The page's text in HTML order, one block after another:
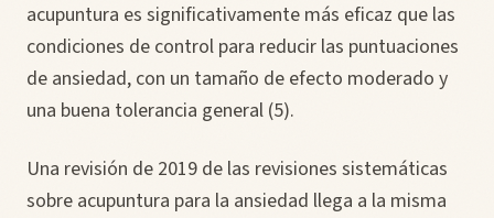
acupuntura es significativamente más eficaz que las
condiciones de control para reducir las puntuaciones
de ansiedad, con un tamaño de efecto moderado y
una buena tolerancia general (5).
Una revisión de 2019 de las revisiones sistemáticas
sobre acupuntura para la ansiedad llega a la misma